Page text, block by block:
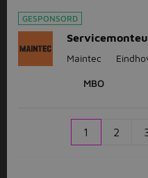
GESPONSORD
Maintec
MBO
1 2